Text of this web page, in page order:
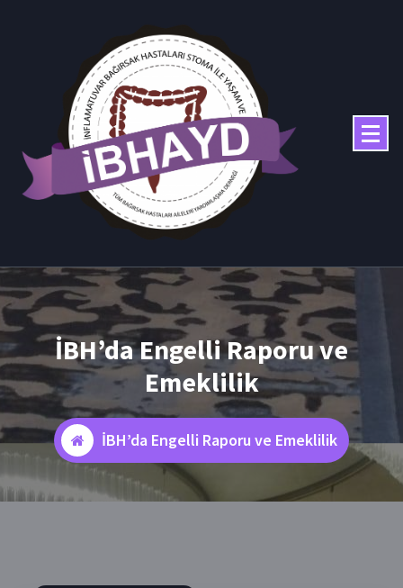
İBH’da Engelli Raporu ve
Emeklilik
İBH’da Engelli Raporu ve Emeklilik